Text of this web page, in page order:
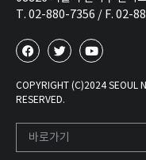
T. 02-880-7356 / F. 02-
COPYRIGHT (C)2024 SEOUL
RESERVED.
바로가기